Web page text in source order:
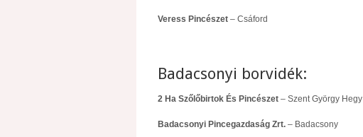
Veress Pincészet – Csáford
Badacsonyi borvidék:
2 Ha Szőlőbirtok És Pincészet – Szent György Hegy
Badacsonyi Pincegazdaság Zrt. – Badacsony